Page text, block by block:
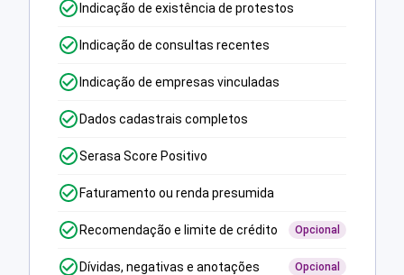
Indicação de existência de protestos
Indicação de consultas recentes
Indicação de empresas vinculadas
Dados cadastrais completos
Serasa Score Positivo
Faturamento ou renda presumida
Recomendação e limite de crédito Opcional
Dívidas, negativas e anotações Opcional